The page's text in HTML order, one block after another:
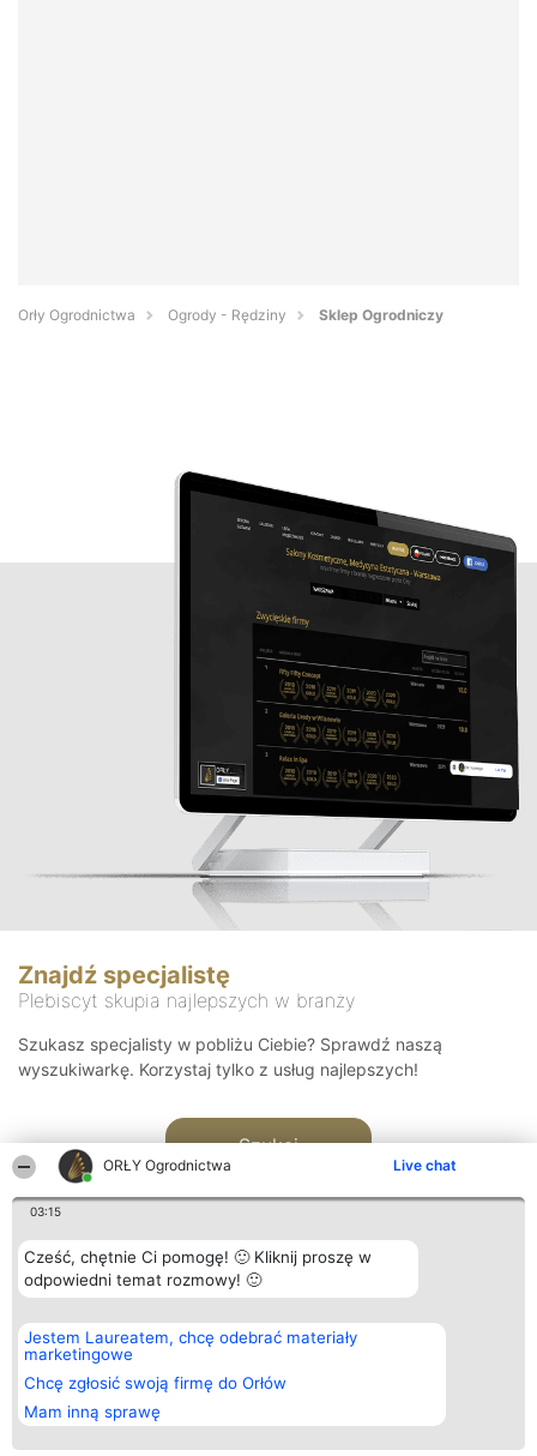
ORŁY Ogrodnictwa Live chat
03:15
Cześć, chętnie Ci pomogę! 🙂 Kliknij proszę w
odpowiedni temat rozmowy! 🙂
Jestem Laureatem, chcę odebrać materiały
marketingowe
Chcę zgłosić swoją firmę do Orłów
Mam inną sprawę
Orły Ogrodnictwa Ogrody - Rędziny Sklep Ogrodniczy
Znajdź specjalistę
Plebiscyt skupia najlepszych w branży
Szukasz specjalisty w pobliżu Ciebie? Sprawdź naszą
wyszukiwarkę. Korzystaj tylko z usług najlepszych!
Szukaj
Organizator plebiscytu
Bright Side Solutions sp. z o.
o. sp. k.
ul. Ruska 22
Wrocław 50-079
KRS 0000749100 | Regon
381313360 | NIP 8943132676
Plebiscyt
Laureaci
wszystkich
Laureatów
Regulamin
Kontakt
Kontakt